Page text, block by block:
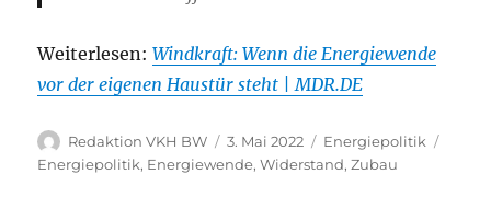
Weiterlesen:Windkraft: Wenn die Energiewende
vor der eigenen Haustür steht | MDR.DE
Autor
Redaktion VKH BW
Veröffentlicht
am
3. Mai 2022 Kategorien
Energiepolitik
Energiepolitik, Energiewende,Widerstand,Zubau